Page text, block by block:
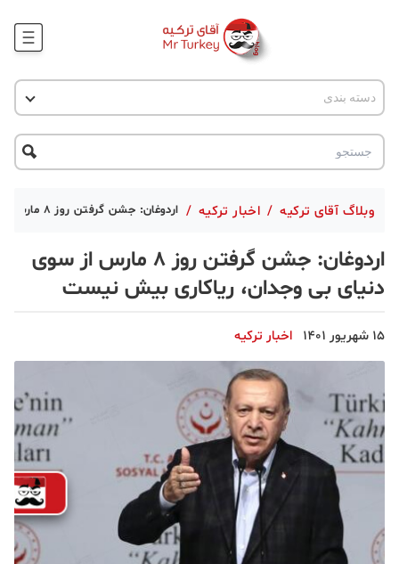
وبلاگ
جاذبه گردشگری
دسته بندی
اخبار ترکیه
پروژه ها
تحصیل در ترکیه
ترکیه گردی
حقوقی
وبلاگ آقای ترکیه / اخبار ترکیه / اردوغان: جشن گرفتن روز 8 مارس از سوی دنیای بی وجدان، ریاکاری بیش نیست
اردوغان: جشن گرفتن روز 8 مارس از سوی
دنیای بی وجدان، ریاکاری بیش نیست
15 شهریور 1401 اخبار ترکیه